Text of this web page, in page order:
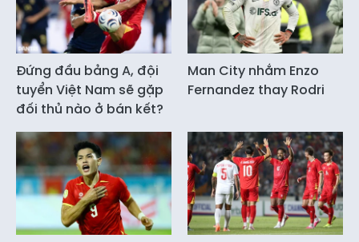
Đứng đầu bảng A, đội
tuyển Việt Nam sẽ gặp
đối thủ nào ở bán kết?
Man City nhắm Enzo
Fernandez thay Rodri